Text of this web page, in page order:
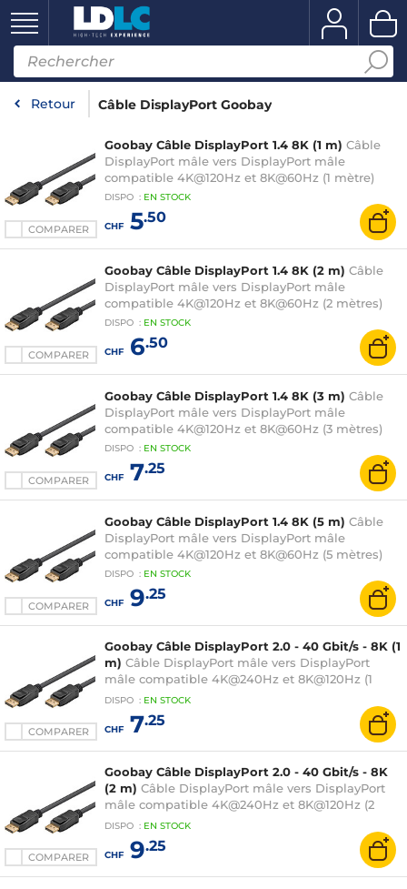
Retour Câble DisplayPort Goobay
COMPARER
Goobay Câble DisplayPort 1.4 8K (1 m) Câble
DisplayPort mâle vers DisplayPort mâle
compatible 4K@120Hz et 8K@60Hz (1 mètre)
DISPO : EN STOCK
CHF5.50
COMPARER
Goobay Câble DisplayPort 1.4 8K (2 m) Câble
DisplayPort mâle vers DisplayPort mâle
compatible 4K@120Hz et 8K@60Hz (2 mètres)
DISPO : EN STOCK
CHF6.50
COMPARER
Goobay Câble DisplayPort 1.4 8K (3 m) Câble
DisplayPort mâle vers DisplayPort mâle
compatible 4K@120Hz et 8K@60Hz (3 mètres)
DISPO : EN STOCK
CHF7.25
COMPARER
Goobay Câble DisplayPort 1.4 8K (5 m) Câble
DisplayPort mâle vers DisplayPort mâle
compatible 4K@120Hz et 8K@60Hz (5 mètres)
DISPO : EN STOCK
CHF9.25
COMPARER
Goobay Câble DisplayPort 2.0 - 40 Gbit/s - 8K (1
m) Câble DisplayPort mâle vers DisplayPort
mâle compatible 4K@240Hz et 8K@120Hz (1
mètre)
DISPO : EN STOCK
CHF7.25
COMPARER
Goobay Câble DisplayPort 2.0 - 40 Gbit/s - 8K
(2 m) Câble DisplayPort mâle vers DisplayPort
mâle compatible 4K@240Hz et 8K@120Hz (2
mètres)
DISPO : EN STOCK
CHF9.25